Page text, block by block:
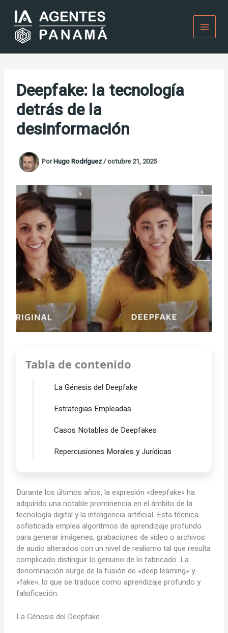
contenido
Deepfake: la tecnología
detrás de la
desinformación
PorHugo Rodríguez/octubre 21, 2025
Tabla de contenido
La Génesis del Deepfake
Estrategias Empleadas
Casos Notables de Deepfakes
Repercusiones Morales y Jurídicas
Durante los últimos años, la expresión «deepfake» ha
adquirido una notable prominencia en el ámbito de la
tecnología digital y la inteligencia artificial. Esta técnica
sofisticada emplea algoritmos de aprendizaje profundo
para generar imágenes, grabaciones de video o archivos
de audio alterados con un nivel de realismo tal que resulta
complicado distinguir lo genuino de lo fabricado. La
denominación surge de la fusión de «deep learning» y
«fake», lo que se traduce como aprendizaje profundo y
falsificación.
La Génesis del Deepfake